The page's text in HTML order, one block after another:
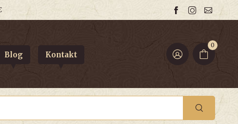
0
Blog Kontakt